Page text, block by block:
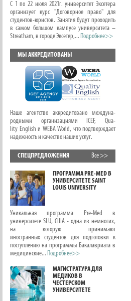
С 1 по 22 июля 2021г. университет Эксетера
организует курс "Договорное право" для
студентов-юристов. Занятия будут проходить
в самом большом кампусе университета –
Streatham, в городе Эксетер,... Подробнее>>
МЫ АККРЕДИТОВАНЫ
Наше агентство аккредитовано междуна-
родными организациями ICEF, Qua-
lity English и WEBA World, что подтверждает
надежность и качество наших услуг.
СПЕЦПРЕДЛОЖЕНИЯ Все >>
ПРОГРАММА PRE-MED В
УНИВЕРСИТЕТЕ SAINT
LOUIS UNIVERSITY
Уникальная программа Pre-Med в
университете SLU, США - одна из немногих,
на которую принимают
иностранных студентов для подготовки к
поступлению на программы Бакалавриата в
медицинские... Подробнее>>
МАГИСТРАТУРА ДЛЯ
МЕДИКОВ В
ЧЕСТЕРСКОМ
УНИВЕРСИТЕТЕ